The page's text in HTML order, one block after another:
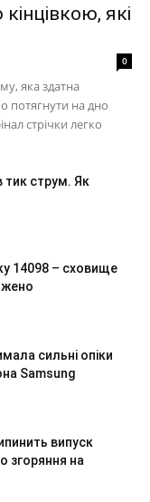
які
0
яка здатна
потягнути на дно
стрічки легко
тик струм. Як
14098 – сховище
сильні опіки
Samsung
випуск
згоряння на